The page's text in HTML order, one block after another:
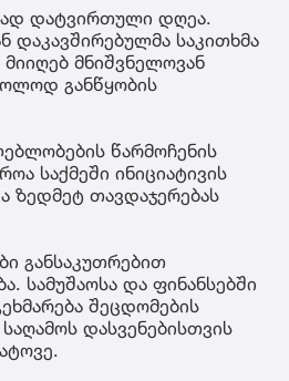
დატვირთული დღეა.
დაკავშირებულმა საკითხმა
მნიშვნელოვან
განწყობის
წარმოჩენის
საქმეში ინიციატივის
ზედმეტ თავდაჯერებას
განსაკუთრებით
სამუშაოსა და ფინანსებში
შეცდომების
დასვენებისთვის